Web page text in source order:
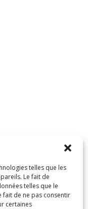
telles que les
Le fait de
telles que le
fait de ne pas consentir
certaines